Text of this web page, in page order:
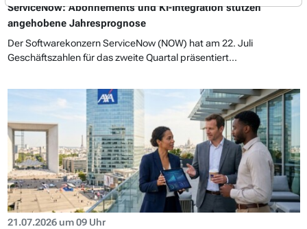
ServiceNow: Abonnements und KI-Integration stützen
angehobene Jahresprognose
Der Softwarekonzern ServiceNow (NOW) hat am 22. Juli
Geschäftszahlen für das zweite Quartal präsentiert...
21.07.2026 um 09 Uhr